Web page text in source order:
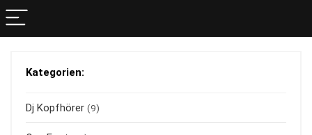
Kategorien:
Dj Kopfhörer (9)